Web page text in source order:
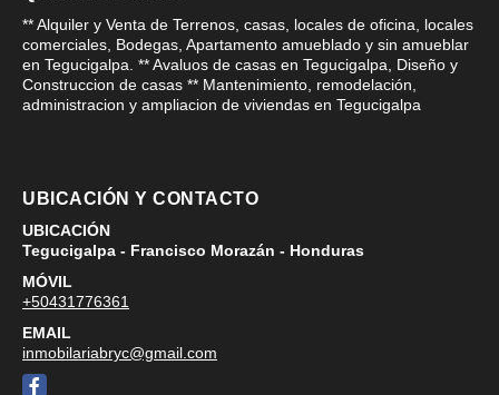
** Alquiler y Venta de Terrenos, casas, locales de oficina, locales
comerciales, Bodegas, Apartamento amueblado y sin amueblar
en Tegucigalpa. ** Avaluos de casas en Tegucigalpa, Diseño y
Construccion de casas ** Mantenimiento, remodelación,
administracion y ampliacion de viviendas en Tegucigalpa
UBICACIÓN Y CONTACTO
UBICACIÓN
Tegucigalpa - Francisco Morazán - Honduras
MÓVIL
+50431776361
EMAIL
inmobilariabryc@gmail.com
Facebook